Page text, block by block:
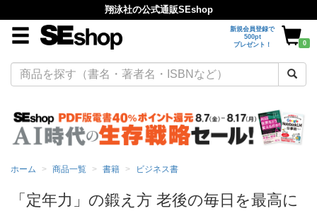
翔泳社の公式通販SEshop
新規会員登録で
500pt
プレゼント！
0
ホーム 商品一覧 書籍 ビジネス書
「定年力」の鍛え方 老後の毎日を最高に